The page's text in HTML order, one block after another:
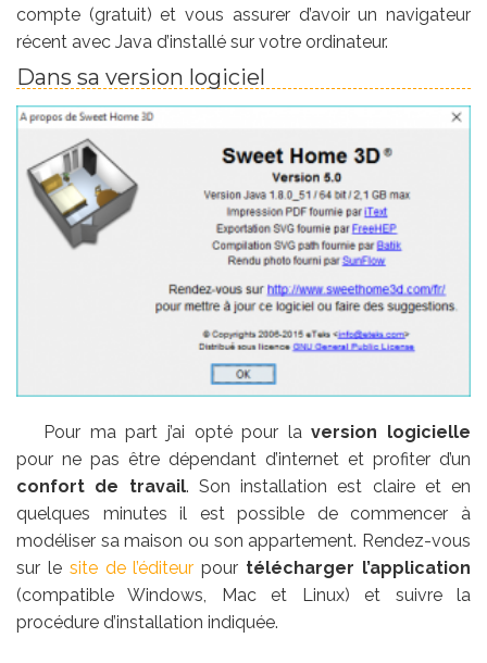
compte (gratuit) et vous assurer d’avoir un navigateur
récent avec Java d’installé sur votre ordinateur.
Dans sa version logiciel
Pour ma part j’ai opté pour laversion logicielle
pour ne pas être dépendant d’internet et profiter d’un
confort de travail. Son installation est claire et en
quelques minutes il est possible de commencer à
modéliser sa maison ou son appartement. Rendez-vous
sur le site de l’éditeur pour télécharger l’application
(compatible Windows, Mac et Linux) et suivre la
procédure d’installation indiquée.